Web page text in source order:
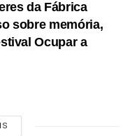
da Fábrica
sobre memória,
Ocupar a